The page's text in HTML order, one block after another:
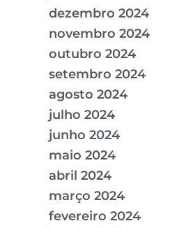
dezembro 2024
novembro 2024
outubro 2024
setembro 2024
agosto 2024
julho 2024
junho 2024
maio 2024
abril 2024
março 2024
fevereiro 2024